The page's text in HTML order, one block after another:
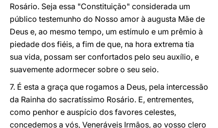
Rosário. Seja essa "Constituição" considerada um
público testemunho do Nosso amor à augusta Mãe de
Deus e, ao mesmo tempo, um estímulo e um prêmio à
piedade dos fiéis, a fim de que, na hora extrema tia
sua vida, possam ser confortados pelo seu auxílio, e
suavemente adormecer sobre o seu seio.
7. É esta a graça que rogamos a Deus, pela intercessão
da Rainha do sacratíssimo Rosário. E, entrementes,
como penhor e auspício dos favores celestes,
concedemos a vós, Veneráveis Irmãos, ao vosso clero